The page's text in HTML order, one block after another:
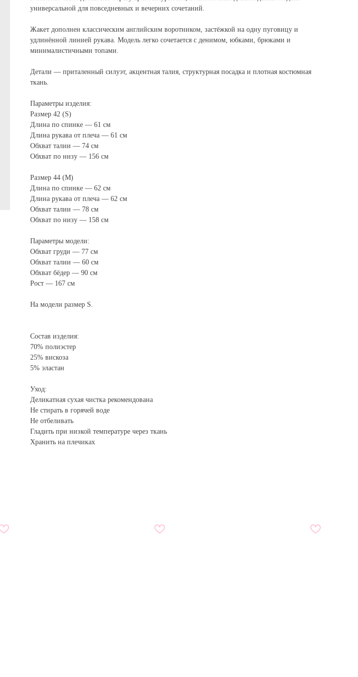
универсальной для повседневных и вечерних сочетаний.
Жакет дополнен классическим английским воротником, застёжкой на одну пуговицу и
удлинённой линией рукава. Модель легко сочетается с денимом, юбками, брюками и
минималистичными топами.
Детали — приталенный силуэт, акцентная талия, структурная посадка и плотная костюмная
ткань.
Параметры изделия:
Размер 42 (S)
Длина по спинке — 61 см
Длина рукава от плеча — 61 см
Обхват талии — 74 см
Обхват по низу — 156 см
Размер 44 (M)
Длина по спинке — 62 см
Длина рукава от плеча — 62 см
Обхват талии — 78 см
Обхват по низу — 158 см
Параметры модели:
Обхват груди — 77 см
Обхват талии — 60 см
Обхват бёдер — 90 см
Рост — 167 см
На модели размер S.
Состав изделия:
70% полиэстер
25% вискоза
5% эластан
Уход:
Деликатная сухая чистка рекомендована
Не стирать в горячей воде
Не отбеливать
Гладить при низкой температуре через ткань
Хранить на плечиках